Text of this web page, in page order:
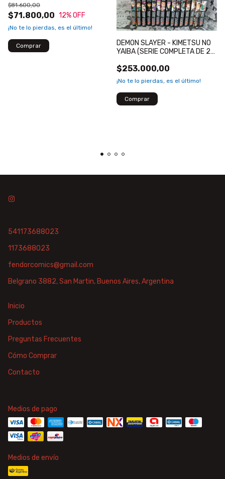
$71.800,00
$81.600,00
12% OFF
¡No te lo pierdas, es el último!
DEMON SLAYER - KIMETSU NO
YAIBA (SERIE COMPLETA DE 23
$253.000,00
¡No te lo pierdas, es el último!
541173688023
1173688023
fendorcomics@gmail.com
Belgrano 3882, San Martin, Buenos Aires, Argentina
Inicio
Productos
Preguntas Frecuentes
Cómo Comprar
Contacto
Medios de pago
Medios de envío